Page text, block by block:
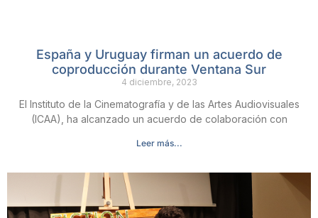
España y Uruguay firman un acuerdo de
coproducción durante Ventana Sur
4 diciembre, 2023
El Instituto de la Cinematografía y de las Artes Audiovisuales
(ICAA), ha alcanzado un acuerdo de colaboración con
Leer más...